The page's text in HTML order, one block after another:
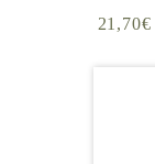
21,70€